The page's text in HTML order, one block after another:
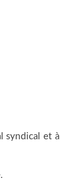
syndical et à